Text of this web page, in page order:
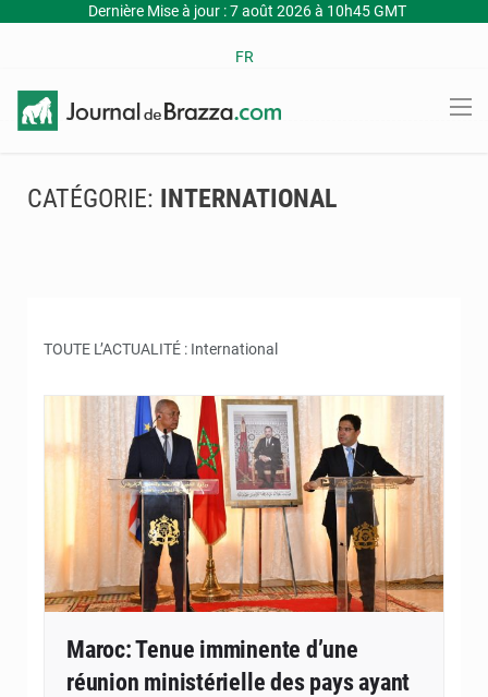
Dernière Mise à jour : 7 août 2026 à 10h45 GMT
FR
CATÉGORIE: INTERNATIONAL
TOUTE L’ACTUALITÉ : International
Maroc: Tenue imminente d’une
réunion ministérielle des pays ayant